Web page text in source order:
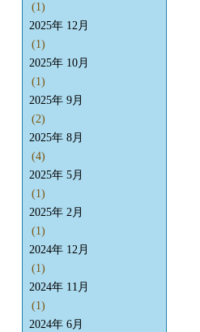
(1)
2025年 12月
(1)
2025年 10月
(1)
2025年 9月
(2)
2025年 8月
(4)
2025年 5月
(1)
2025年 2月
(1)
2024年 12月
(1)
2024年 11月
(1)
2024年 6月